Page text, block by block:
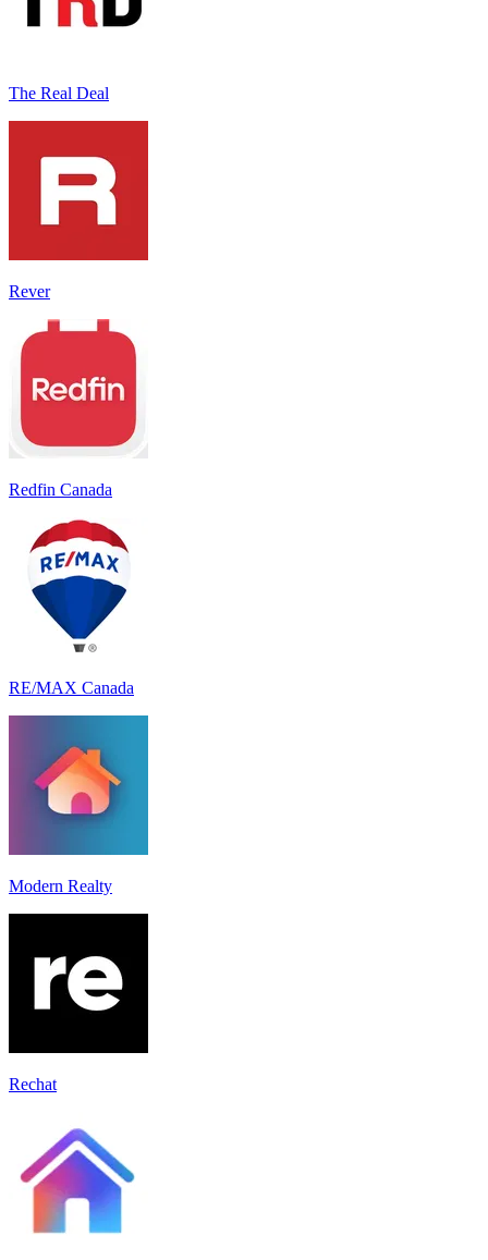
The Real Deal
Rever
Redfin Canada
RE/MAX Canada
Modern Realty
Rechat